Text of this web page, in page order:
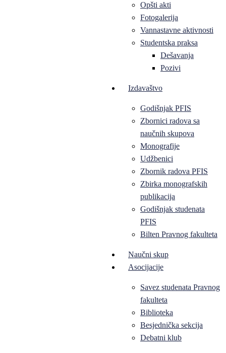
Opšti akti
Fotogalerija
Vannastavne aktivnosti
Studentska praksa
Dešavanja
Pozivi
Izdavaštvo
Godišnjak PFIS
Zbornici radova sa
naučnih skupova
Monografije
Udžbenici
Zbornik radova PFIS
Zbirka monografskih
publikacija
Godišnjak studenata
PFIS
Bilten Pravnog fakulteta
Naučni skup
Asocijacije
Savez studenata Pravnog
fakulteta
Biblioteka
Besjednička sekcija
Debatni klub